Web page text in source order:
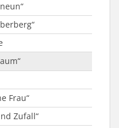
Frau“
Zufall“